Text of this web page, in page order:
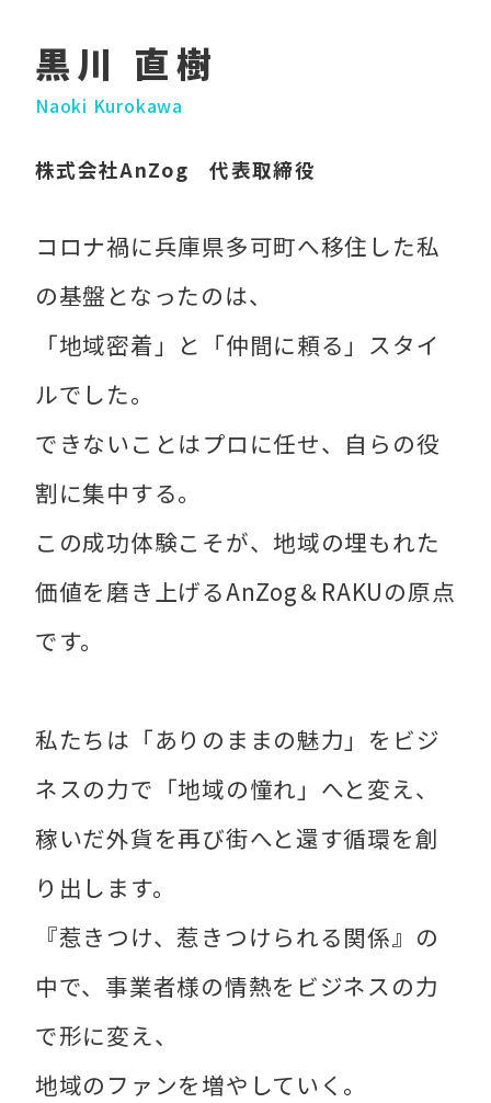
黒川 直樹
Naoki Kurokawa
株式会社AnZog 代表取締役
コロナ禍に兵庫県多可町へ移住した私
の基盤となったのは、
「地域密着」と「仲間に頼る」スタイ
ルでした。
できないことはプロに任せ、自らの役
割に集中する。
この成功体験こそが、地域の埋もれた
価値を磨き上げるAnZog＆RAKUの原点
です。
私たちは「ありのままの魅力」をビジ
ネスの力で「地域の憧れ」へと変え、
稼いだ外貨を再び街へと還す循環を創
り出します。
『惹きつけ、惹きつけられる関係』の
中で、事業者様の情熱をビジネスの力
で形に変え、
地域のファンを増やしていく。